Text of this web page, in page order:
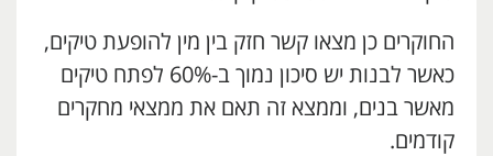
החוקרים כן מצאו קשר חזק בין מין להופעת טיקים,
כאשר לבנות יש סיכון נמוך ב-60% לפתח טיקים
מאשר בנים, וממצא זה תאם את ממצאי מחקרים
קודמים.